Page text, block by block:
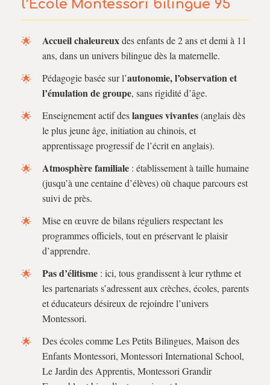
l’École Montessori bilingue 95
Accueil chaleureuxdes enfants de 2 ans et demi à 11
ans, dans un univers bilingue dès la maternelle.
Pédagogie basée sur l’autonomie, l’observation et
l’émulation de groupe, sans rigidité d’âge.
Enseignement actif deslangues vivantes(anglais dès
le plus jeune âge, initiation au chinois, et
apprentissage progressif de l’écrit en anglais).
Atmosphère familiale : établissement à taille humaine
(jusqu’à une centaine d’élèves) où chaque parcours est
suivi de près.
Mise en œuvre de bilans réguliers respectant les
programmes officiels, tout en préservant le plaisir
d’apprendre.
Pas d’élitisme : ici, tous grandissent à leur rythme et
les partenariats s’adressent aux crèches, écoles, parents
et éducateurs désireux de rejoindre l’univers
Montessori.
Des écoles comme Les Petits Bilingues, Maison des
Enfants Montessori, Montessori International School,
Le Jardin des Apprentis, Montessori Grandir